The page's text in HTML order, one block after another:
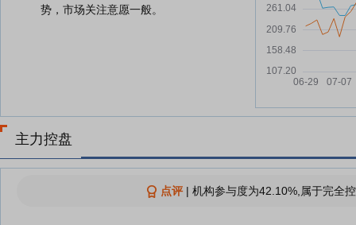
势，市场关注意愿一般。
主力控盘
点评| 机构参与度为42.10%,属于完全